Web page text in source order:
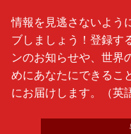
情報を見逃さないよう
ブしましょう！登録す
ンのお知らせや、世界
めにあなたにできるこ
にお届けします。（英